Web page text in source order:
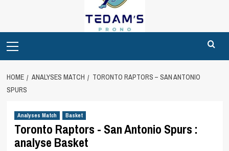
Menu
HOME ANALYSES MATCH
TORONTO RAPTORS – SAN ANTONIO
SPURS
Analyses Match Basket
Toronto Raptors - San Antonio Spurs :
analyse Basket